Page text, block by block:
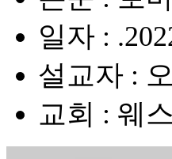
일자 :
설교자 :
교회 : 웨